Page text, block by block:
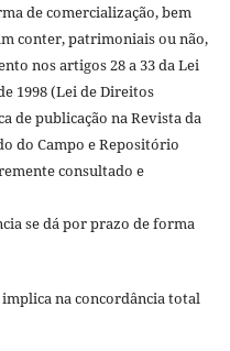
de comercialização, bem
conter, patrimoniais ou não,
nos artigos 28 a 33 da Lei
1998 (Lei de Direitos
de publicação na Revista da
do Campo e Repositório
consultado e
se dá por prazo de forma
na concordância total